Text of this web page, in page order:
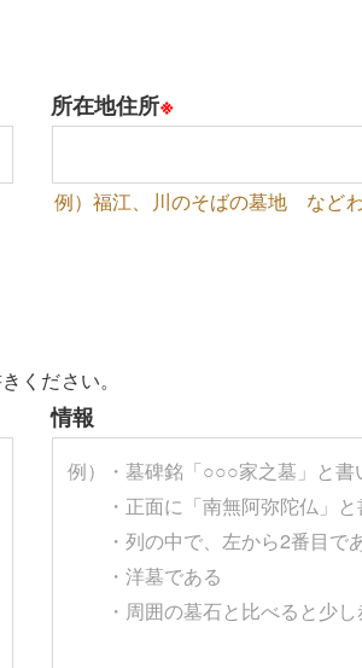
所在地住所※
例）福江、川のそばの墓地 など
ください。
情報